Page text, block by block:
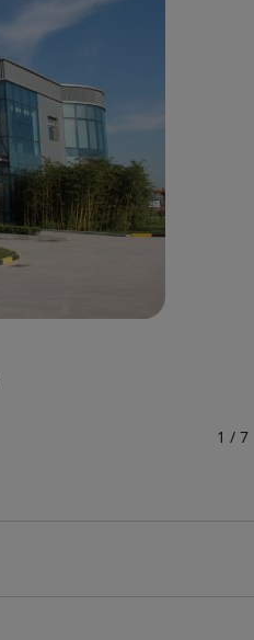
1 / 7